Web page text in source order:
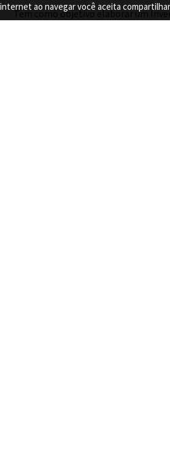
Tem como objetivo elaborar um
internet ao navegar você aceita